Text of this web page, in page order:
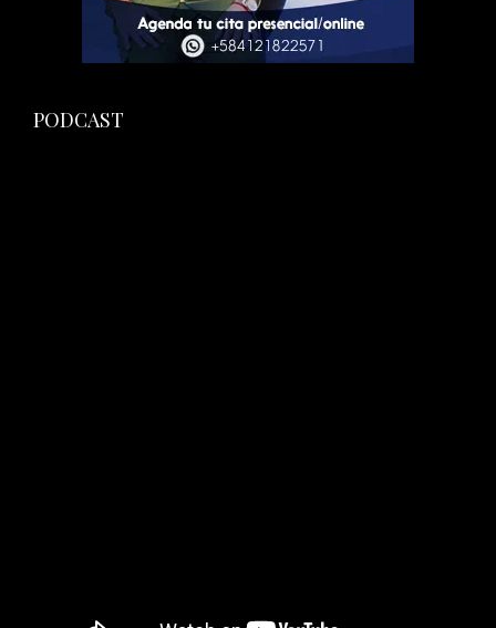
PODCAST